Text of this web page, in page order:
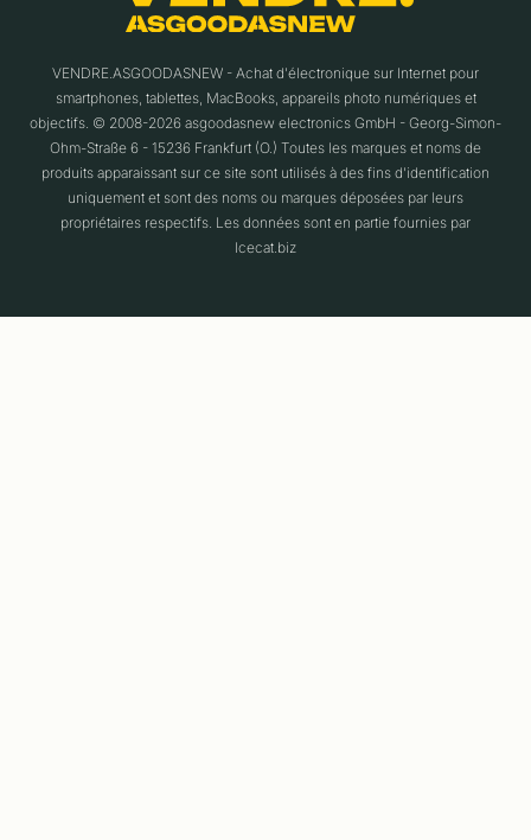
VENDRE.ASGOODASNEW - Achat d'électronique sur Internet pour
smartphones, tablettes, MacBooks, appareils photo numériques et
objectifs. © 2008-2026 asgoodasnew electronics GmbH - Georg-Simon-
Ohm-Straße 6 - 15236 Frankfurt (O.) Toutes les marques et noms de
produits apparaissant sur ce site sont utilisés à des fins d'identification
uniquement et sont des noms ou marques déposées par leurs
propriétaires respectifs. Les données sont en partie fournies par
Icecat.biz